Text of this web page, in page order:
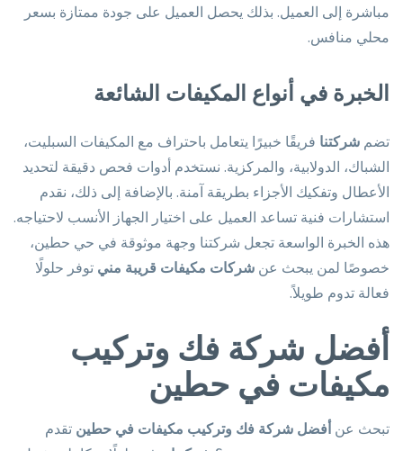
مباشرة إلى العميل. بذلك يحصل العميل على جودة ممتازة بسعر
محلي منافس.
الخبرة في أنواع المكيفات الشائعة
تضم شركتنا فريقًا خبيرًا يتعامل باحتراف مع المكيفات السبليت،
الشباك، الدولابية، والمركزية. نستخدم أدوات فحص دقيقة لتحديد
الأعطال وتفكيك الأجزاء بطريقة آمنة. بالإضافة إلى ذلك، نقدم
استشارات فنية تساعد العميل على اختيار الجهاز الأنسب لاحتياجه.
هذه الخبرة الواسعة تجعل شركتنا وجهة موثوقة في حي حطين،
خصوصًا لمن يبحث عن شركات مكيفات قريبة مني توفر حلولًا
فعالة تدوم طويلاً.
أفضل شركة فك وتركيب
مكيفات في حطين
تبحث عنأفضل شركة فك وتركيب مكيفات في حطين تقدم